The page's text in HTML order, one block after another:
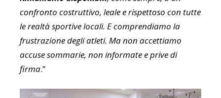
confronto costruttivo, leale e rispettoso con tutte
le realtà sportive locali. E comprendiamo la
frustrazione degli atleti. Ma non accettiamo
accuse sommarie, non informate e prive di
firma.”